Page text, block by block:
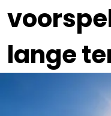
lange